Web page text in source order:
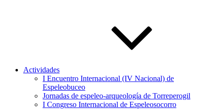
Actividades
I Encuentro Internacional (IV Nacional) de
Espeleobuceo
Jornadas de espeleo-arqueología de Torreperogil
I Congreso Internacional de Espeleosocorro